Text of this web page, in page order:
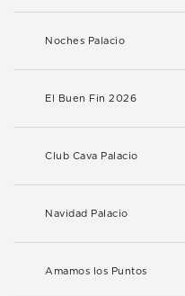
Noches Palacio
El Buen Fin 2026
Club Cava Palacio
Navidad Palacio
Amamos los Puntos